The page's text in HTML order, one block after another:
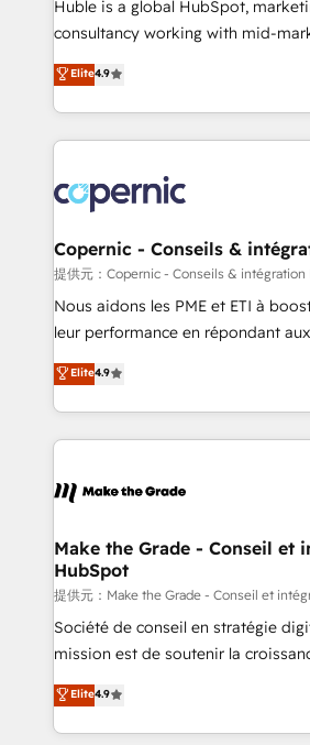
pipeline and revenue across the
growth • Create content and
buyers • Use AI to scale smarter Our coaching-led
lasts. So if you're ready to become the most trusted
voice in your market, let’s talk.
Huble is a global HubSpot,
consultancy working with mid-
businesses. We go beyond implementation, shaping
the strategy, processes, and teams
HubSpot into a genuine growth engine.
HubSpot's Global Partner of the
worldwide, and with over 15 years
Huble has built a track record that
One company, one operating
across offices and consulting teams
Canada, Germany, France,
South Africa. Certified compliant with ISO/IEC
international offices and 175+
Elite4.9
Copernic - Conseils &
提供元：Copernic - Conseils & intégration
Nous aidons les PME et ETI à
leur performance en répondant aux
Intégration de HubSpot avec
téléphonie, etc.) • Alignement des équipes grâce à un
outil et des données partagées • Amélioration de la
collecte et de l’analyse des
de la productivité des équipes Notre équipe de 30
avec un engagement total,
métiers et technologie, et guidant
travers le changement, tout en
d’entreprise. Grâce à une méthodologie éprouvée
auprès de plus de 400 clients,
HubSpot dans votre organisation. Pour toute
question technique ou besoin de
Elite4.9
Make the Grade - Conseil et
HubSpot
提供元：Make the Grade - Conseil et
Société de conseil en stratégie
mission est de soutenir la
B2B à travers l’acquisition de
l'intégration CRM et le
auprès de vos comptes existants. En France et à
Elite4.9